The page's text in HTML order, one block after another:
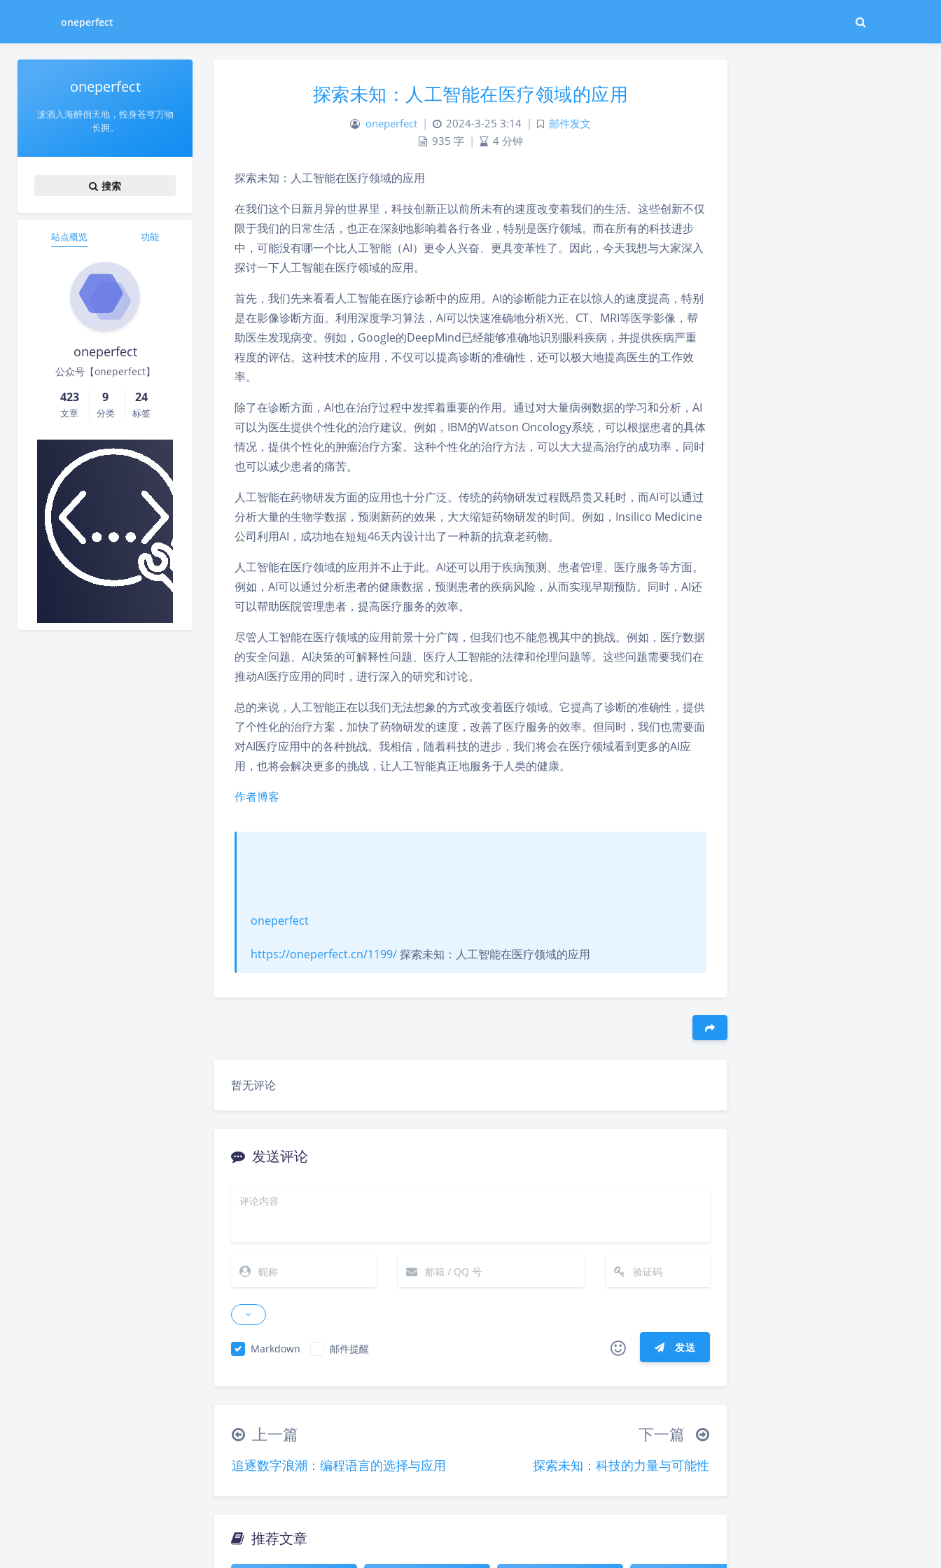
oneperfect
oneperfect
泼酒入海醉倒天地，投身苍穹万物
长拥。
搜索
站点概览 功能
oneperfect
公众号【oneperfect】
423
文章
9
分类
24
标签
探索未知：人工智能在医疗领域的应用
oneperfect | 2024-3-25 3:14 |
邮件发文
935 字 | 4 分钟
探索未知：人工智能在医疗领域的应用
在我们这个日新月异的世界里，科技创新正以前所未有的速度改变着我们的生活。这些创新不仅
限于我们的日常生活，也正在深刻地影响着各行各业，特别是医疗领域。而在所有的科技进步
中，可能没有哪一个比人工智能（AI）更令人兴奋、更具变革性了。因此，今天我想与大家深入
探讨一下人工智能在医疗领域的应用。
首先，我们先来看看人工智能在医疗诊断中的应用。AI的诊断能力正在以惊人的速度提高，特别
是在影像诊断方面。利用深度学习算法，AI可以快速准确地分析X光、CT、MRI等医学影像，帮
助医生发现病变。例如，Google的DeepMind已经能够准确地识别眼科疾病，并提供疾病严重
程度的评估。这种技术的应用，不仅可以提高诊断的准确性，还可以极大地提高医生的工作效
率。
除了在诊断方面，AI也在治疗过程中发挥着重要的作用。通过对大量病例数据的学习和分析，AI
可以为医生提供个性化的治疗建议。例如，IBM的Watson Oncology系统，可以根据患者的具体
情况，提供个性化的肿瘤治疗方案。这种个性化的治疗方法，可以大大提高治疗的成功率，同时
也可以减少患者的痛苦。
人工智能在药物研发方面的应用也十分广泛。传统的药物研发过程既昂贵又耗时，而AI可以通过
分析大量的生物学数据，预测新药的效果，大大缩短药物研发的时间。例如，Insilico Medicine
公司利用AI，成功地在短短46天内设计出了一种新的抗衰老药物。
人工智能在医疗领域的应用并不止于此。AI还可以用于疾病预测、患者管理、医疗服务等方面。
例如，AI可以通过分析患者的健康数据，预测患者的疾病风险，从而实现早期预防。同时，AI还
可以帮助医院管理患者，提高医疗服务的效率。
尽管人工智能在医疗领域的应用前景十分广阔，但我们也不能忽视其中的挑战。例如，医疗数据
的安全问题、AI决策的可解释性问题、医疗人工智能的法律和伦理问题等。这些问题需要我们在
推动AI医疗应用的同时，进行深入的研究和讨论。
总的来说，人工智能正在以我们无法想象的方式改变着医疗领域。它提高了诊断的准确性，提供
了个性化的治疗方案，加快了药物研发的速度，改善了医疗服务的效率。但同时，我们也需要面
对AI医疗应用中的各种挑战。我相信，随着科技的进步，我们将会在医疗领域看到更多的AI应
用，也将会解决更多的挑战，让人工智能真正地服务于人类的健康。
作者博客
oneperfect
https://oneperfect.cn/1199/探索未知：人工智能在医疗领域的应用
暂无评论
发送评论
Markdown 邮件提醒 发送
|´・ω・)ノ ヾ(≧∇≦*)ゝ
(☆ω☆)
(ノ°ο°)ノ
(´இ皿இ｀) (ฅ´ω`ฅ)
(╯°A°)╯︵○○○
上一篇
追逐数字浪潮：编程语言的选择与应用
下一篇
探索未知：科技的力量与可能性
推荐文章